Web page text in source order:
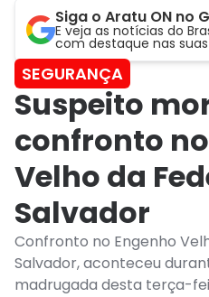
Siga o Aratu ON no
E veja as notícias do
com destaque nas
SEGURANÇA
Suspeito
confronto
Velho da
Salvador
Confronto no Engenho
Salvador, aconteceu
madrugada desta terça-